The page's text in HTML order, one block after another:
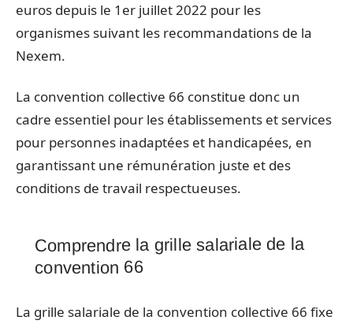
euros depuis le 1er juillet 2022 pour les
organismes suivant les recommandations de la
Nexem.
La convention collective 66 constitue donc un
cadre essentiel pour les établissements et services
pour personnes inadaptées et handicapées, en
garantissant une rémunération juste et des
conditions de travail respectueuses.
Comprendre la grille salariale de la
convention 66
La grille salariale de la convention collective 66 fixe